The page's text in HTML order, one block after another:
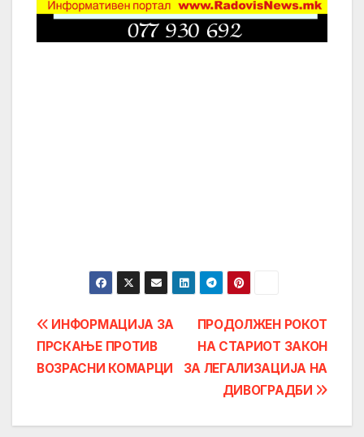
Post
navigation
ПРОДОЛЖЕН РОКОТ
НА СТАРИОТ ЗАКОН
ЗА ЛЕГАЛИЗАЦИЈА НА
ДИВОГРАДБИ
ИНФОРМАЦИЈА ЗА
ПРСКАЊЕ ПРОТИВ
ВОЗРАСНИ КОМАРЦИ